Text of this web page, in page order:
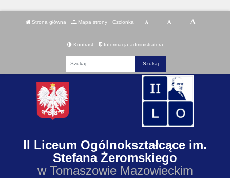
Strona główna Mapa strony Czcionka
Kontrast Informacja administratora
II Liceum Ogólnokształcące im.
Stefana Żeromskiego
w Tomaszowie Mazowieckim